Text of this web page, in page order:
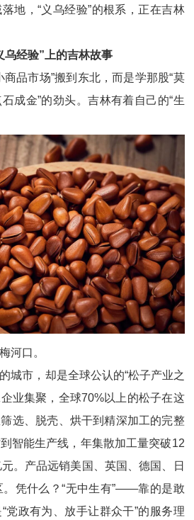
地，“义乌经验”的根系，正在吉林
乌经验”上的吉林故事
商品市场”搬到东北，而是学那股“莫
成金”的劲头。吉林有着自己的“生
河口。
城市，却是全球公认的“松子产业之
业集聚，全球70%以上的松子在这
选、脱壳、烘干到精深加工的完整
智能生产线，年集散加工量突破12
。产品远销美国、英国、德国、日
。凭什么？“无中生有”——靠的是敢
党政有为、放手让群众干”的服务理